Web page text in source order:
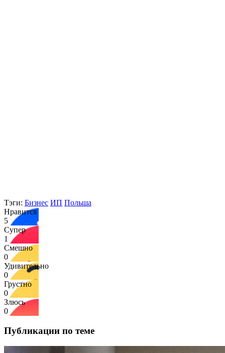
Тэги: Бизнес ИП Польша
Нравится
5
Супер
1
Смешно
0
Удивительно
0
Грустно
0
Злюсь
0
Публикации по теме